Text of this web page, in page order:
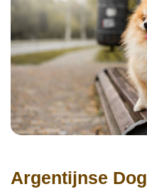
Argentijnse Dog